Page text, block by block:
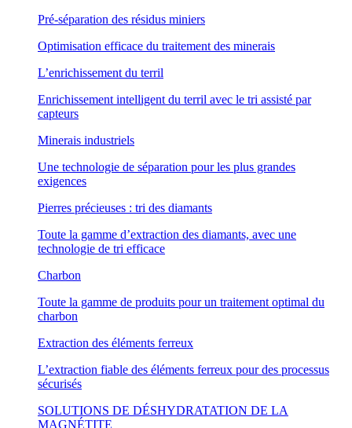
Pré-séparation des résidus miniers
Optimisation efficace du traitement des minerais
L’enrichissement du terril
Enrichissement intelligent du terril avec le tri assisté par
capteurs
Minerais industriels
Une technologie de séparation pour les plus grandes
exigences
Pierres précieuses : tri des diamants
Toute la gamme d’extraction des diamants, avec une
technologie de tri efficace
Charbon
Toute la gamme de produits pour un traitement optimal du
charbon
Extraction des éléments ferreux
L’extraction fiable des éléments ferreux pour des processus
sécurisés
SOLUTIONS DE DÉSHYDRATATION DE LA
MAGNÉTITE